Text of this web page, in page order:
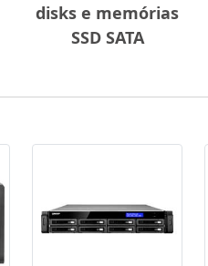
disks e memórias
SSD SATA